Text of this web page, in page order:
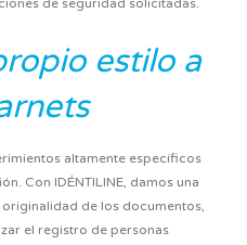
de seguridad solicitadas.
estilo a
altamente específicos
Con IDÉNTILINE, damos una
de los documentos,
el registro de personas